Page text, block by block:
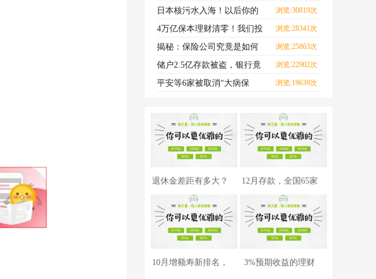
品，全快没了！
日本核污水入海！以后你的
每一口海鲜，都可能致
浏览:30819次
4万亿保本理财清零！我们投
的钱怎么办？
浏览:28341次
揭秘：保险公司究竟是如何
赚钱的？
浏览:25863次
储户2.5亿存款被盗，银行竟
然不用赔？
浏览:22902次
平安等6家被取消“大病保
浏览:19639次
退休金差距有多大？
全国3.2亿人等级曝
12月存款，全国65家
银行利率对比，哪
10月增额寿新排名， 3%预期收益的理财